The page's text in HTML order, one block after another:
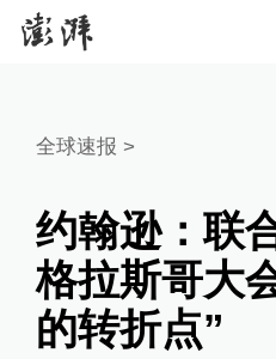
全球速报 >
约翰逊：联
格拉斯哥大
的转折点”